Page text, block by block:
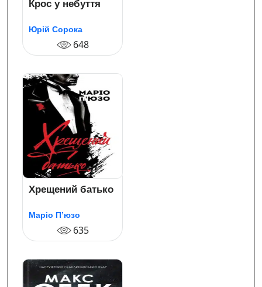
Крос у небуття
Юрій Сорока
648
Хрещений батько
Маріо П’юзо
635